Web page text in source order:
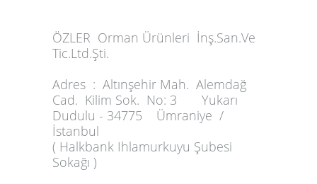
ÖZLER Orman Ürünleri İnş.San.Ve
Tic.Ltd.Şti.
Adres : Altınşehir Mah. Alemdağ
Cad. Kilim Sok. No: 3 Yukarı
Dudulu - 34775 Ümraniye /
İstanbul
( Halkbank Ihlamurkuyu Şubesi
Sokağı )